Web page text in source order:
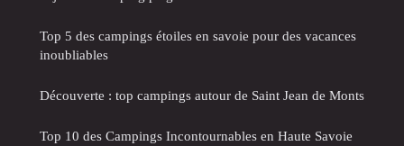
Top 5 des campings étoiles en savoie pour des vacances
inoubliables
Découverte : top campings autour de Saint Jean de Monts
Top 10 des Campings Incontournables en Haute Savoie